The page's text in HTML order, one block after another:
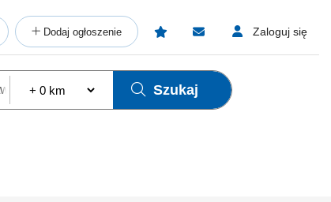
Dodaj ogłoszenie Zaloguj się
Szukaj